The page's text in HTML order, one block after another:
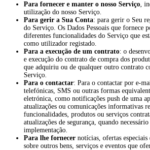
Para fornecer e manter o nosso Serviço,
utilização do nosso Serviço.
Para gerir a Sua Conta: para gerir o Seu
do Serviço. Os Dados Pessoais que fornece
diferentes funcionalidades do Serviço que
como utilizador registado.
Para a execução de um contrato: o
e execução do contrato de compra dos
que adquiriu ou de qualquer outro contrato
Serviço.
Para o contactar: Para o contactar por e-
telefónicas, SMS ou outras formas
eletrónica, como notificações push de uma
atualizações ou comunicações informativas
funcionalidades, produtos ou serviços
atualizações de segurança, quando
implementação.
Para lhe fornecer notícias, ofertas
sobre outros bens, serviços e eventos que